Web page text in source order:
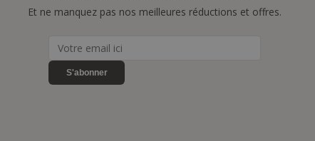
Et ne manquez pas nos meilleures réductions et offres.
S'abonner